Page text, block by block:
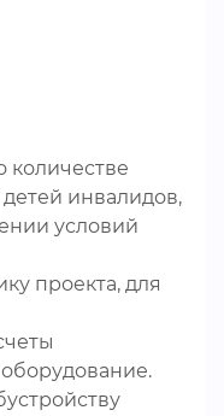
количестве
инвалидов,
условий
проекта, для